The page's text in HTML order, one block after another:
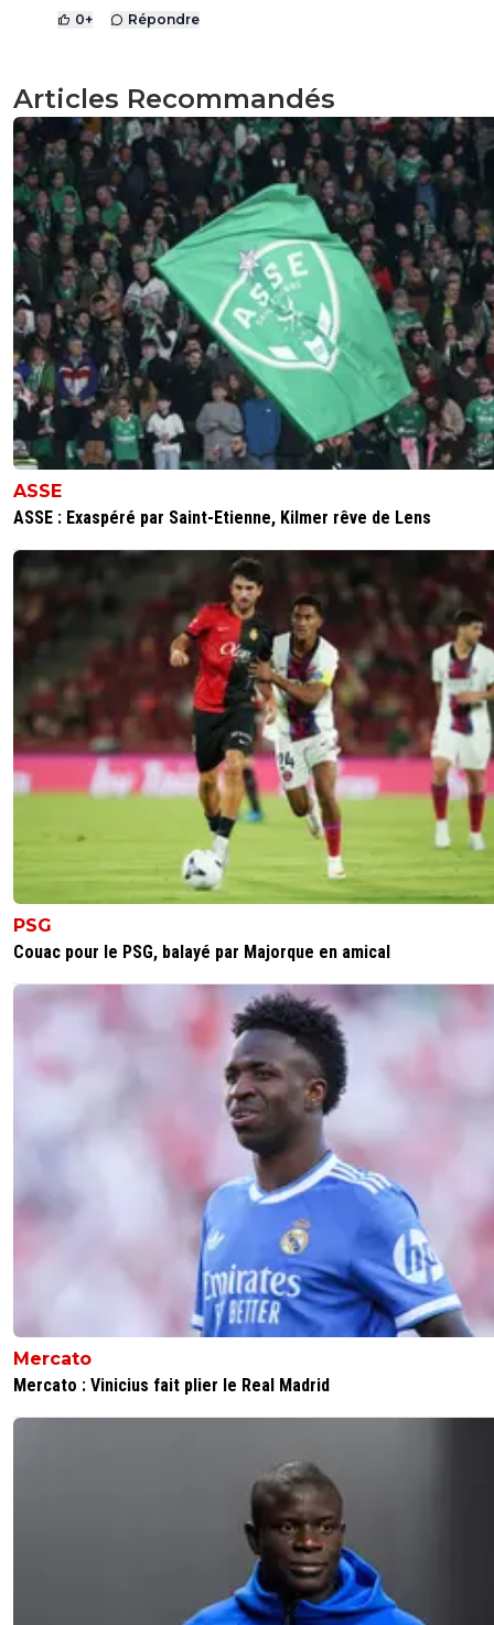
0+ Répondre
Articles Recommandés
ASSE
ASSE : Exaspéré par Saint-Etienne, Kilmer rêve de Lens
PSG
Couac pour le PSG, balayé par Majorque en amical
Mercato
Mercato : Vinicius fait plier le Real Madrid